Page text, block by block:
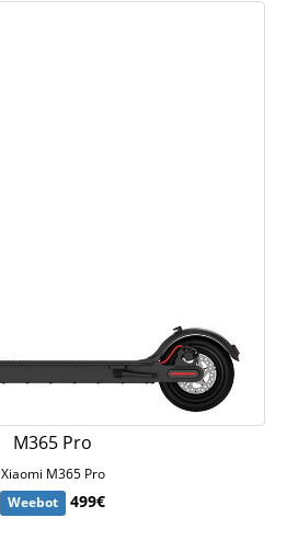
M365 Pro
Xiaomi M365 Pro
Weebot
499€